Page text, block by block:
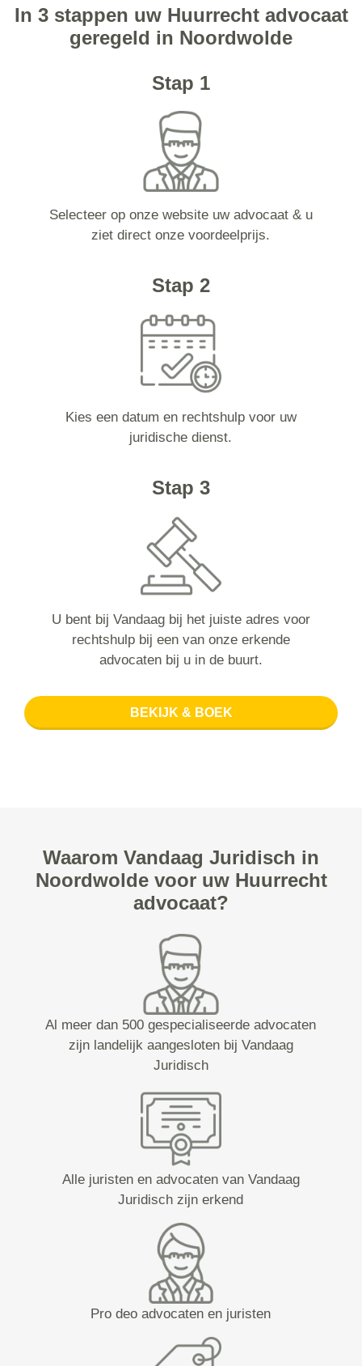
In 3 stappen uw Huurrecht advocaat
geregeld in Noordwolde
Stap 1
Selecteer op onze website uw advocaat & u
ziet direct onze voordeelprijs.
Stap 2
Kies een datum en rechtshulp voor uw
juridische dienst.
Stap 3
U bent bij Vandaag bij het juiste adres voor
rechtshulp bij een van onze erkende
advocaten bij u in de buurt.
BEKIJK & BOEK
Waarom Vandaag Juridisch in
Noordwolde voor uw Huurrecht
advocaat?
Al meer dan 500 gespecialiseerde advocaten
zijn landelijk aangesloten bij Vandaag
Juridisch
Alle juristen en advocaten van Vandaag
Juridisch zijn erkend
Pro deo advocaten en juristen